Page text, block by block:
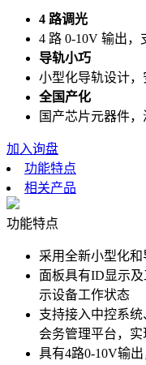
4 路调光
4 路 0-10V 输出，
导轨小巧
小型化导轨设计，
全国产化
国产芯片元器件，
加入询盘
功能特点
相关产品
功能特点
采用全新小型化
面板具有ID显示
示设备工作状态
支持接入中控系
会务管理平台，
具有4路0-10V输